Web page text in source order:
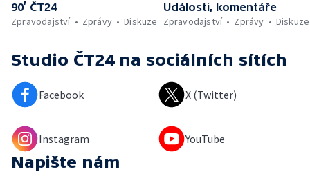
90’ ČT24
Zpravodajství
Zprávy Diskuze
Události, komentáře
Zpravodajství
Zprávy Diskuze
Studio ČT24 na sociálních sítích
Facebook X (Twitter)
Instagram YouTube
Napište nám